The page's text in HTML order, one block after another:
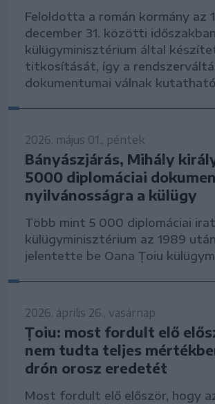
Feloldotta a román kormány az
december 31. közötti
külügyminisztérium által
titkosítását, így a
dokumentumai válnak
2026. május 01., péntek
Bányászjárás, Mihály
5000 diplomáciai
nyilvánosságra a külügy
Több mint 5 000 diplomáciai
külügyminisztérium az 1989
jelentette be Oana Țoiu
2026. április 26., vasárnap
Țoiu: most fordult elő
nem tudta teljes
drón orosz eredetét
Most fordult elő először, hogy